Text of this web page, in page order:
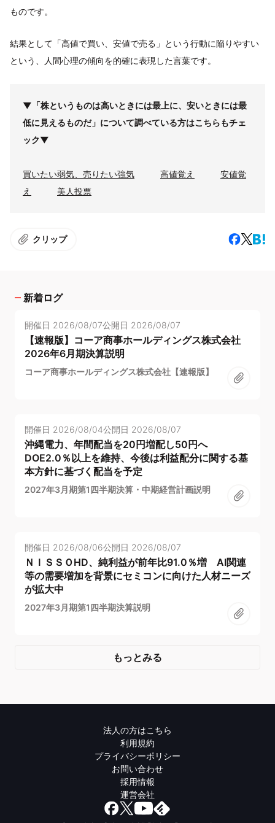
ものです。
結果として「高値で買い、安値で売る」という行動に陥りやすい
という、人間心理の傾向を的確に表現した言葉です。
▼「株というものは高いときには最上に、安いときには最
低に見えるものだ」について調べている方はこちらもチェ
ック▼
買いたい弱気、売りたい強気 高値覚え
安値覚
え
美人投票
クリップ
新着ログ
開催日 2026/08/07公開日 2026/08/07
【速報版】コーア商事ホールディングス株式会社
2026年6月期決算説明
コーア商事ホールディングス株式会社【速報版】
開催日 2026/08/04公開日 2026/08/07
沖縄電力、年間配当を20円増配し50円へ
DOE2.0％以上を維持、今後は利益配分に関する基
本方針に基づく配当を予定
2027年3月期第1四半期決算・中期経営計画説明
開催日 2026/08/06公開日 2026/08/07
ＮＩＳＳＯHD、純利益が前年比91.0％増 AI関連
等の需要増加を背景にセミコンに向けた人材ニーズ
が拡大中
2027年3月期第1四半期決算説明
もっとみる
法人の方はこちら
利用規約
プライバシーポリシー
お問い合わせ
採用情報
運営会社